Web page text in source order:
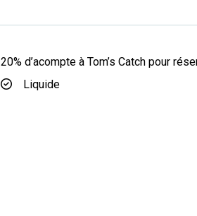
20% d’acompte à Tom’s Catch pour
Liquide